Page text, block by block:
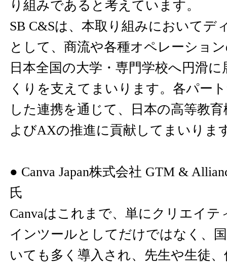
り組みであると考えています。
SB C&Sは、本取り組みにおいてデ
として、商流や各種オペレーショ
日本全国の大学・専門学校へ円滑
くりを支えてまいります。各パー
した連携を通じて、日本の高等教
よびAXの推進に貢献してまいりま
● Canva Japan株式会社 GTM &
氏
Canvaはこれまで、単にクリエイ
インツールとしてだけではなく、
いても多く導入され、先生や生徒